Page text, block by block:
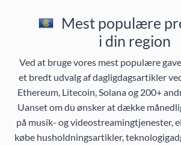
Mest populære
i din region
Ved at bruge vores mest populære
et bredt udvalg af dagligdagsartikler
Ethereum, Litecoin, Solana og 200+
Uanset om du ønsker at dække
på musik- og videostreamingtjenester,
købe husholdningsartikler,